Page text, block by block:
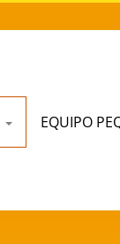
EQUIPO